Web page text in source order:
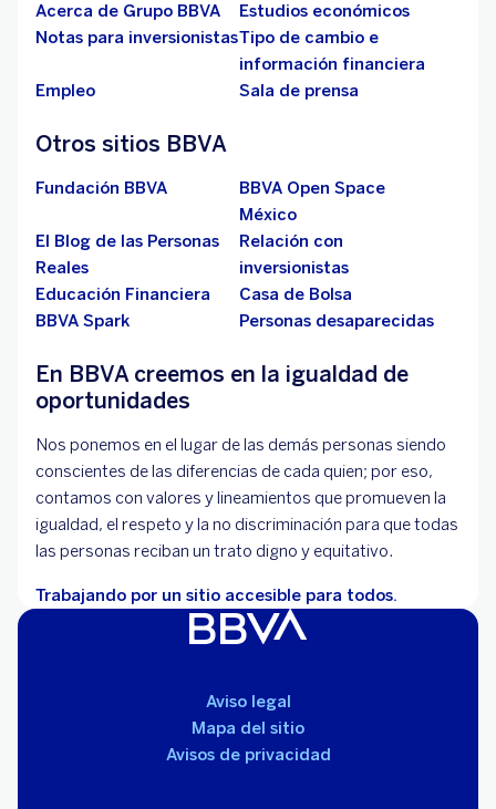
Acerca de Grupo BBVA
Estudios económicos
Notas para inversionistasTipo de cambio e
información financiera
Empleo
Sala de prensa
Otros sitios BBVA
Fundación BBVA
BBVA Open Space
México
El Blog de las Personas
Reales
Relación con
inversionistas
Educación Financiera
Casa de Bolsa
BBVA Spark
Personas desaparecidas
En BBVA creemos en la igualdad de
oportunidades
Nos ponemos en el lugar de las demás personas siendo
conscientes de las diferencias de cada quien; por eso,
contamos con valores y lineamientos que promueven la
igualdad, el respeto y la no discriminación para que todas
las personas reciban un trato digno y equitativo.
Trabajando por un sitio accesible para todos.
Aviso legal
Mapa del sitio
Avisos de privacidad